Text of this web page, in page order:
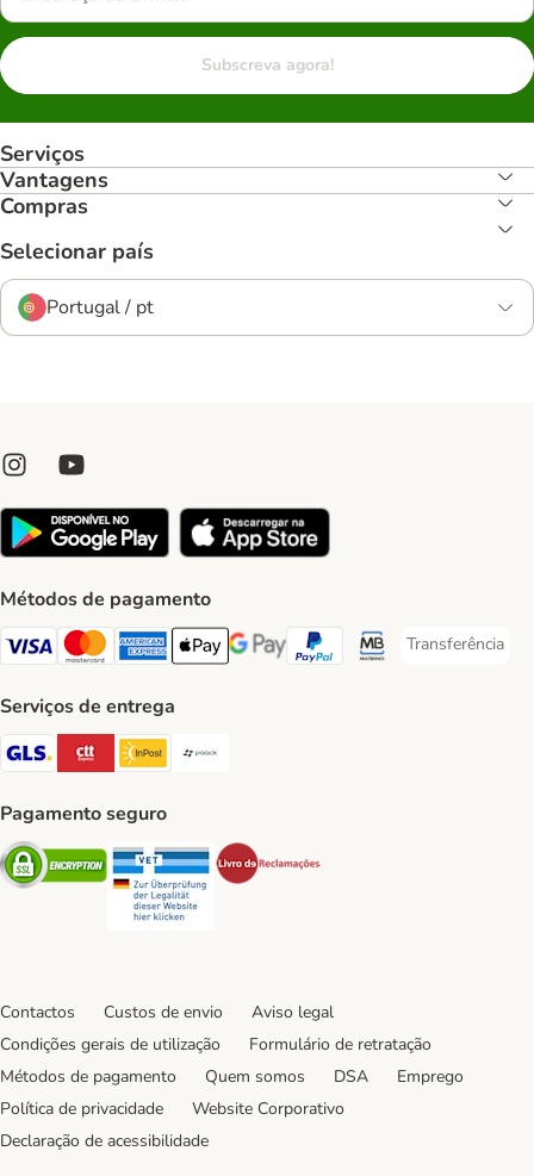
Subscreva agora!
Serviços
Vantagens
Compras
Selecionar país
Portugal / pt
Métodos de pagamento
Visa Payment Method
Mastercard Payment Method
American Express Payment Method
Apple Pay Payment Method
Google Pay Payment Method
PayPal Payment Method
Multibanco Payment
Transferência
Transferência
Serviços de entrega
GLS Shipping Method
CTTExpress Shipping Method
InPost Shipping Method
Pagamento seguro
Security Security
Contactos Custos de envio
Aviso legal
Condições gerais de utilização
Formulário de retratação
Métodos de pagamento
Quem somos DSA
Emprego
Política de privacidade
Website Corporativo
Declaração de acessibilidade